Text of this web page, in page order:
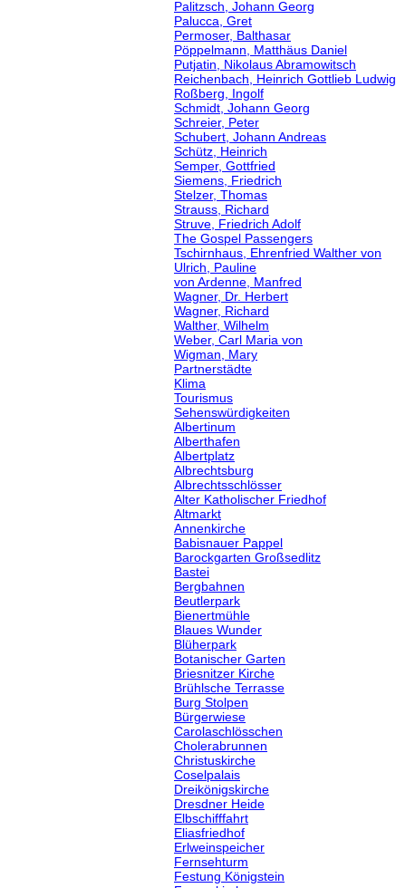
Palitzsch, Johann Georg
Palucca, Gret
Permoser, Balthasar
Pöppelmann, Matthäus Daniel
Putjatin, Nikolaus Abramowitsch
Reichenbach, Heinrich Gottlieb Ludwig
Roßberg, Ingolf
Schmidt, Johann Georg
Schreier, Peter
Schubert, Johann Andreas
Schütz, Heinrich
Semper, Gottfried
Siemens, Friedrich
Stelzer, Thomas
Strauss, Richard
Struve, Friedrich Adolf
The Gospel Passengers
Tschirnhaus, Ehrenfried Walther von
Ulrich, Pauline
von Ardenne, Manfred
Wagner, Dr. Herbert
Wagner, Richard
Walther, Wilhelm
Weber, Carl Maria von
Wigman, Mary
Partnerstädte
Klima
Tourismus
Sehenswürdigkeiten
Albertinum
Alberthafen
Albertplatz
Albrechtsburg
Albrechtsschlösser
Alter Katholischer Friedhof
Altmarkt
Annenkirche
Babisnauer Pappel
Barockgarten Großsedlitz
Bastei
Bergbahnen
Beutlerpark
Bienertmühle
Blaues Wunder
Blüherpark
Botanischer Garten
Briesnitzer Kirche
Brühlsche Terrasse
Burg Stolpen
Bürgerwiese
Carolaschlösschen
Cholerabrunnen
Christuskirche
Coselpalais
Dreikönigskirche
Dresdner Heide
Elbschifffahrt
Eliasfriedhof
Erlweinspeicher
Fernsehturm
Festung Königstein